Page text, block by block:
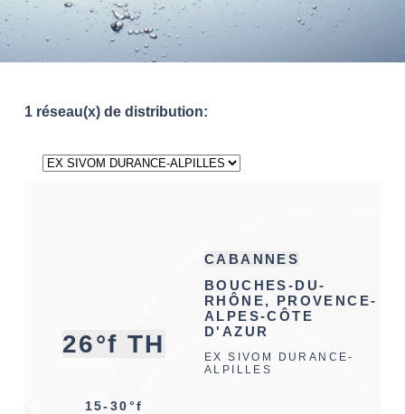
1 réseau(x) de distribution:
26°f TH
15-30°f
CABANNES
BOUCHES-DU-
RHÔNE, PROVENCE-
ALPES-CÔTE
D'AZUR
EX SIVOM DURANCE-
ALPILLES